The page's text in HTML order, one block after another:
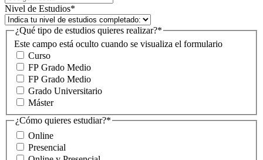
Nivel de Estudios*
Este campo está oculto cuando se visualiza el formulario
¿Qué tipo de estudios quieres realizar?*
Curso
FP Grado Medio
FP Grado Medio
Grado Universitario
Máster
¿Cómo quieres estudiar?*
Online
Presencial